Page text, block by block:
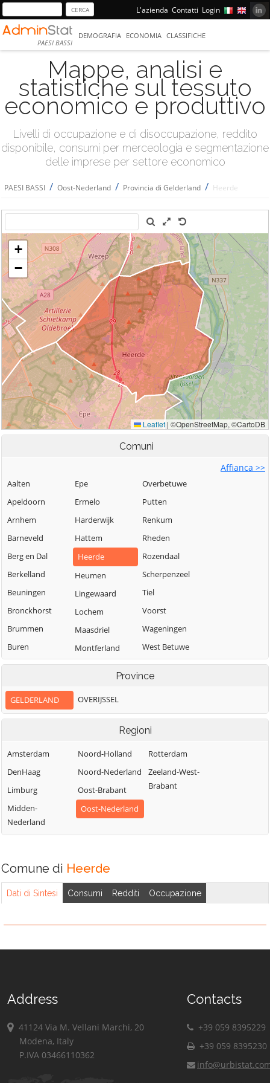
L'azienda Contatti Login
PAESI BASSI
DEMOGRAFIA ECONOMIA CLASSIFICHE
Mappe, analisi e
statistiche sul tessuto
economico e produttivo
Livelli di occupazione e di disoccupazione, reddito
disponibile, consumi per merceologia e segmentazione
delle imprese per settore economico
PAESI BASSI / Oost-Nederland / Provincia di Gelderland / Heerde
Comuni
Affianca >>
Aalten
Apeldoorn
Arnhem
Barneveld
Berg en Dal
Berkelland
Beuningen
Bronckhorst
Brummen
Buren
Culemborg
Doetinchem
Druten
Ede
Elburg
Epe
Ermelo
Harderwijk
Hattem
Heerde
Heumen
Lingewaard
Lochem
Maasdriel
Montferland
Neder-Betuwe
Nijmegen
Nunspeet
Oost Gelre
Oude IJsselstreek
Overbetuwe
Putten
Renkum
Rheden
Rozendaal
Scherpenzeel
Tiel
Voorst
Wageningen
West Betuwe
West Maas en
Waal
Wijchen
Winterswijk
Zaltbommel
Zevenaar
Zutphen
Province
GELDERLAND OVERIJSSEL
Regioni
Amsterdam
DenHaag
Limburg
Midden-
Nederland
Noord-Holland
Noord-Nederland
Oost-Brabant
Oost-Nederland
Rotterdam
Zeeland-West-
Brabant
Comune di Heerde
Dati di Sintesi Consumi Redditi Occupazione
Address
41124 Via M. Vellani Marchi, 20
Modena, Italy
P.IVA 03466110362
Contacts
+39 059 8395229
+39 059 8395230